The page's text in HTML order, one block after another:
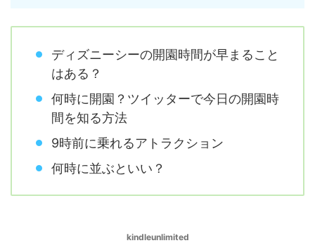
ディズニーシーの開園時間が早まること
はある？
何時に開園？ツイッターで今日の開園時
間を知る方法
9時前に乗れるアトラクション
何時に並ぶといい？
kindleunlimited